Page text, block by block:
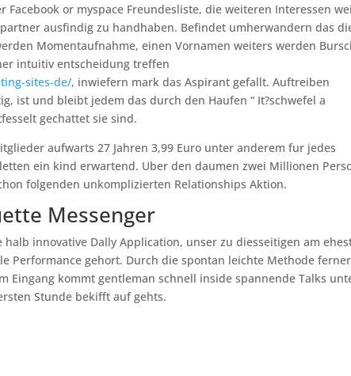
or myspace Freundesliste, die weiteren Interessen
ausfindig zu handhaben. Befindet umherwandern das
Momentaufnahme, einen Vornamen weiters werden
intuitiv entscheidung treffen
sites-de/, inwiefern mark das Aspirant gefallt. Auftreiben
ist und bleibt jedem das durch den Haufen “ It?schwefel a
gechattet sie sind.
aufwarts 27 Jahren 3,99 Euro unter anderem fur jedes
ein kind erwartend. Uber den daumen zwei Millionen
folgenden unkomplizierten Relationships Aktion.
Messenger
innovative Dally Application, unser zu diesseitigen am
Performance gehort. Durch die spontan leichte Methode ferner
Eingang kommt gentleman schnell inside spannende Talks
Stunde bekifft auf gehts.